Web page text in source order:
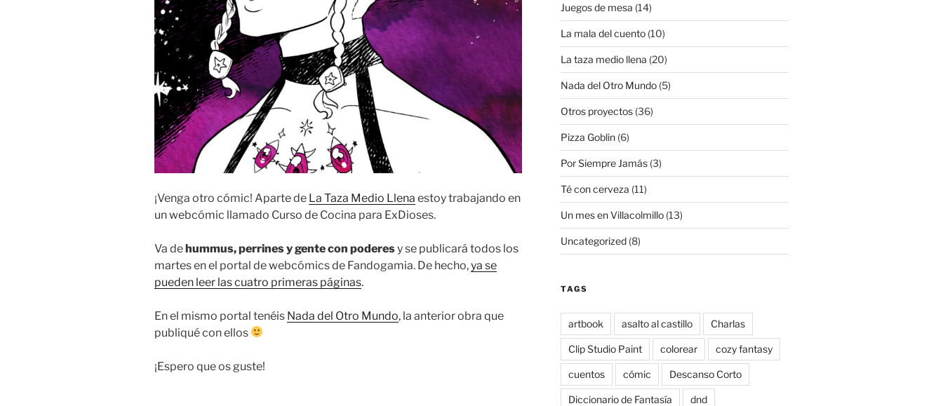
¡Venga otro cómic! Aparte de La Taza Medio Llena estoy trabajando en
un webcómic llamado Curso de Cocina para ExDioses.
Va dehummus, perrines y gente con poderesy se publicará todos los
martes en el portal de webcómics de Fandogamia. De hecho,ya se
pueden leer las cuatro primeras páginas.
En el mismo portal tenéis Nada del Otro Mundo, la anterior obra que
publiqué con ellos
¡Espero que os guste!
Juegos de mesa (14)
La mala del cuento(10)
La taza medio llena (20)
Nada del Otro Mundo(5)
Otros proyectos(36)
Pizza Goblin(6)
Por Siempre Jamás(3)
Té con cerveza (11)
Un mes en Villacolmillo(13)
Uncategorized(8)
TAGS
artbook asalto al castillo Charlas
Clip Studio Paint colorear cozy fantasy
cuentos cómic Descanso Corto
Diccionario de Fantasía dnd